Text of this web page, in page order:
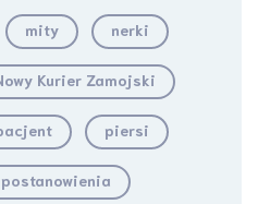
mity nerki
Kurier Zamojski
piersi
postanowienia